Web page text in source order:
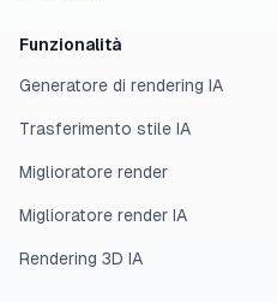
Funzionalità
Generatore di rendering IA
Trasferimento stile IA
Miglioratore render
Miglioratore render IA
Rendering 3D IA